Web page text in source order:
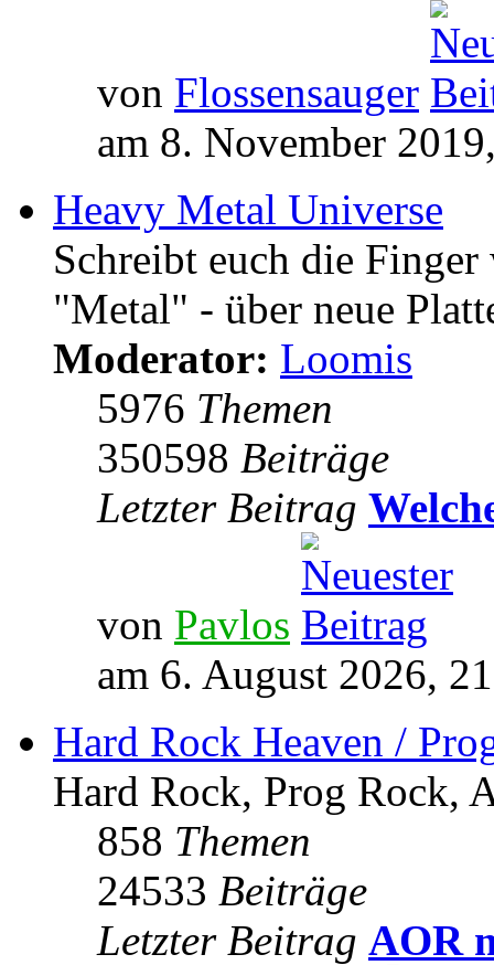
von Flossensauger
am 8. November
Heavy Metal Universe
Schreibt euch die
"Metal" - über neue
Moderator: Loomis
5976 Themen
350598 Beiträge
Letzter Beitrag
von Pavlos
am 6. August 2026,
Hard Rock Heaven /
Hard Rock, Prog Rock,
858 Themen
24533 Beiträge
Letzter Beitrag AOR